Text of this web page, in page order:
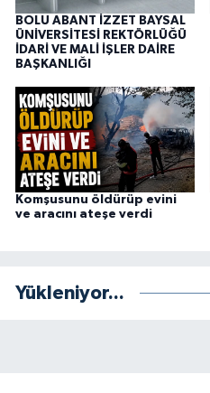
BOLU ABANT İZZET BAYSAL
ÜNİVERSİTESİ REKTÖRLÜĞÜ
İDARİ VE MALİ İŞLER DAİRE
BAŞKANLIĞI
Komşusunu öldürüp evini
ve aracını ateşe verdi
Yükleniyor...